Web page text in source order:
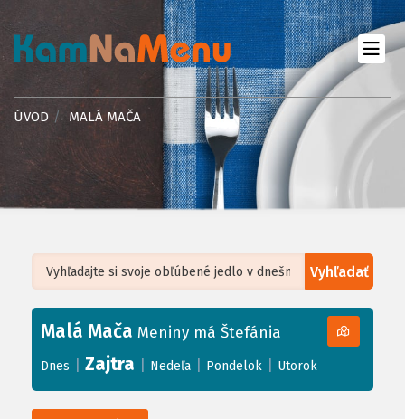
ÚVOD MALÁ MAČA
Vyhľadať
+
−
Leaflet| ©OpenStreetMap, Tiles courtesy ofHumanitarian OpenStreetMap
Malá Mača Meniny má Štefánia
Dnes Zajtra Nedeľa Pondelok Utorok